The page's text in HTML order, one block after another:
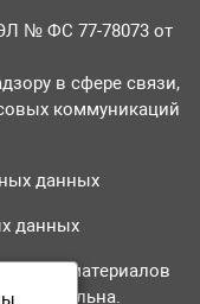
№ ФС 77-78073 от
в сфере связи,
коммуникаций
данных
данных
материалов
обязательна.